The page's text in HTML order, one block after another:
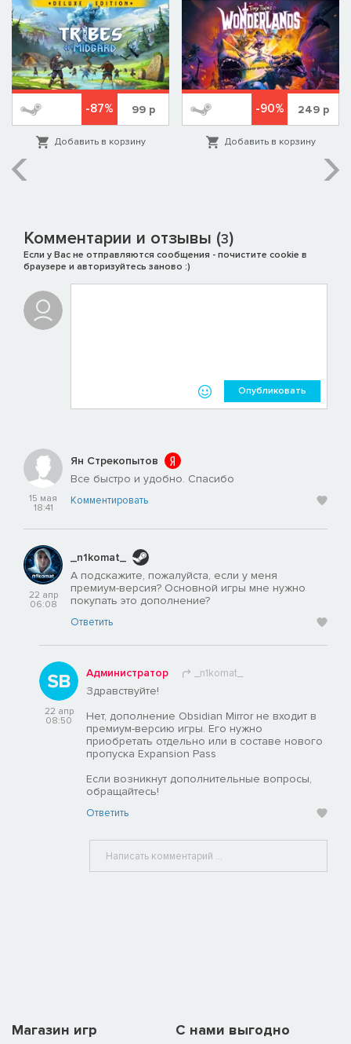
-87% 99р
Добавить в корзину
-90% 249р
Добавить в корзину
Комментарии и отзывы (3)
Если у Вас не отправляются сообщения - почистите cookie в
браузере и авторизуйтесь заново :)
Опубликовать
15 мая
18:41
Ян Стрекопытов
Все быстро и удобно. Спасибо
Комментировать
22 апр
06:08
_n1komat_
А подскажите, пожалуйста, если у меня
премиум-версия? Основной игры мне нужно
покупать это дополнение?
Ответить
22 апр
08:50
Администратор _n1komat_
Здравствуйте!
Нет, дополнение Obsidian Mirror не входит в
премиум-версию игры. Его нужно
приобретать отдельно или в составе нового
пропуска Expansion Pass
Если возникнут дополнительные вопросы,
обращайтесь!
Ответить
Магазин игр C нами выгодно